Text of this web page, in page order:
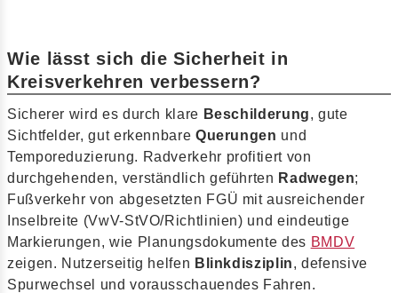
Wie lässt sich die Sicherheit in
Kreisverkehren verbessern?
Sicherer wird es durch klare Beschilderung, gute
Sichtfelder, gut erkennbare Querungen und
Temporeduzierung. Radverkehr profitiert von
durchgehenden, verständlich geführten Radwegen;
Fußverkehr von abgesetzten FGÜ mit ausreichender
Inselbreite (VwV-StVO/Richtlinien) und eindeutige
Markierungen, wie Planungsdokumente des BMDV
zeigen. Nutzerseitig helfen Blinkdisziplin, defensive
Spurwechsel und vorausschauendes Fahren.